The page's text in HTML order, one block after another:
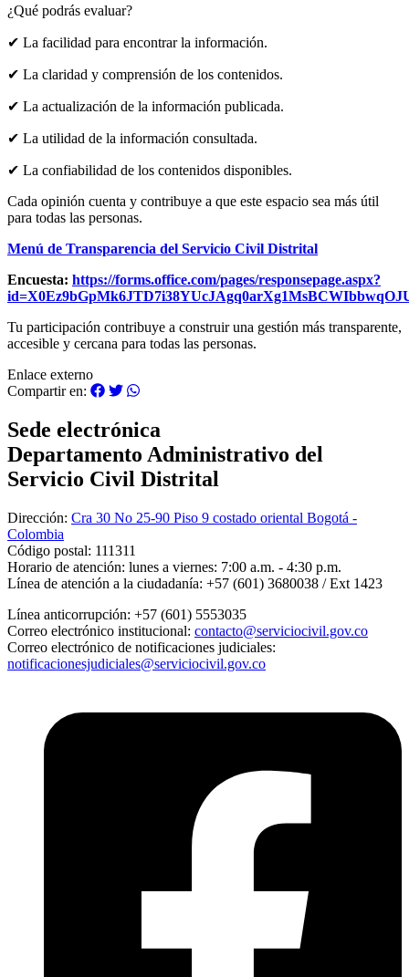
¿Qué podrás evaluar?
✔ La facilidad para encontrar la información.
✔ La claridad y comprensión de los contenidos.
✔ La actualización de la información publicada.
✔ La utilidad de la información consultada.
✔ La confiabilidad de los contenidos disponibles.
Cada opinión cuenta y contribuye a que este espacio sea más útil
para todas las personas.
Menú de Transparencia del Servicio Civil Distrital
Encuesta: https://forms.office.com/pages/responsepage.aspx?
Tu participación contribuye a construir una gestión más transparente,
accesible y cercana para todas las personas.
Enlace externo
Compartir en:
Sede electrónica
Departamento Administrativo del
Servicio Civil Distrital
Dirección: Cra 30 No 25-90 Piso 9 costado oriental Bogotá -
Colombia
Código postal: 111311
Horario de atención: lunes a viernes: 7:00 a.m. - 4:30 p.m.
Línea de atención a la ciudadanía: +57 (601) 3680038 / Ext 1423
Línea anticorrupción: +57 (601) 5553035
Correo electrónico institucional: contacto@serviciocivil.gov.co
Correo electrónico de notificaciones judiciales:
notificacionesjudiciales@serviciocivil.gov.co